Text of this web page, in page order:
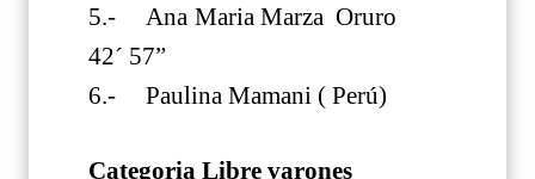
5.- Ana Maria Marza Oruro
42´ 57”
6.- Paulina Mamani ( Perú)
Categoria Libre varones